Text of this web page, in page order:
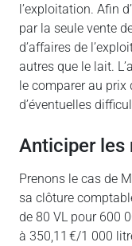
l’exploitation. Afin
par la seule vente
d’affaires de
autres que le lait.
le comparer au prix
d’éventuelles
Anticiper les
Prenons le cas de
sa clôture
de 80 VL pour 600
à 350,11 €/1 000